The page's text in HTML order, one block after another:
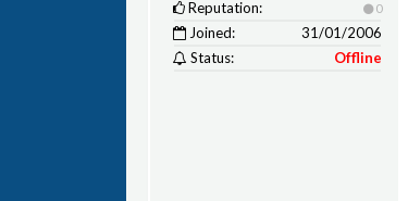
Reputation:
0
Joined:
31/01/2006
Status:
Offline